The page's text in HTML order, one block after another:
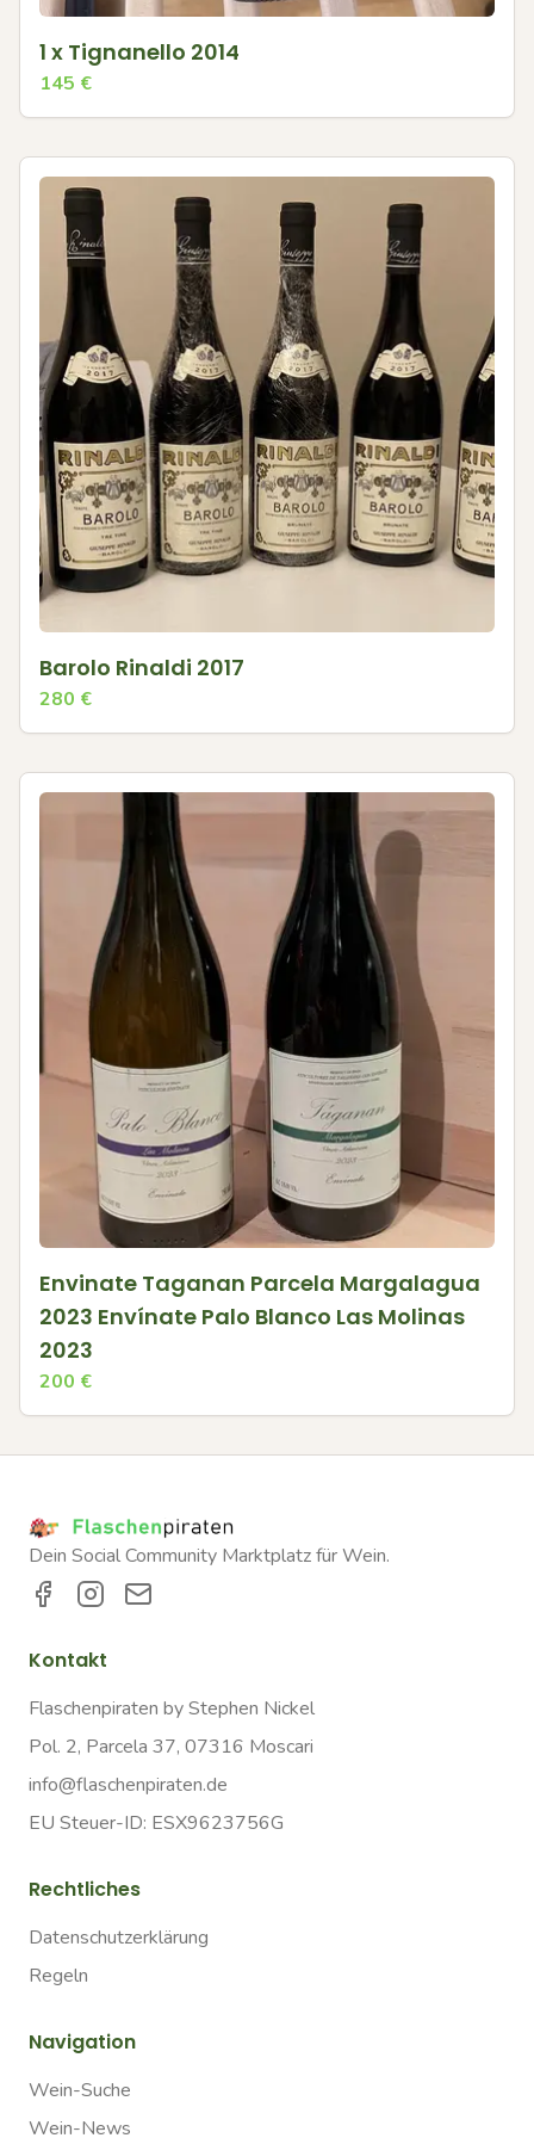
1 x Tignanello 2014
145 €
Barolo Rinaldi 2017
280 €
Envinate Taganan Parcela Margalagua
2023 Envínate Palo Blanco Las Molinas
2023
200 €
Dein Social Community Marktplatz für Wein.
Kontakt
Flaschenpiraten by Stephen Nickel
Pol. 2, Parcela 37, 07316 Moscari
info@flaschenpiraten.de
EU Steuer-ID: ESX9623756G
Rechtliches
Datenschutzerklärung
Regeln
Navigation
Wein-Suche
Wein-News